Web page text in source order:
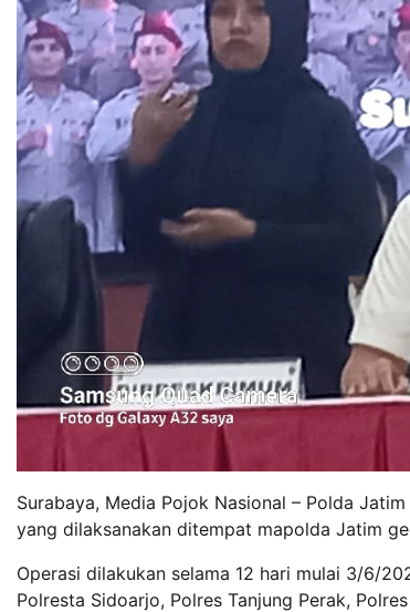
Surabaya, Media Pojok Nasional – Polda
yang dilaksanakan ditempat mapolda Jatim
Operasi dilakukan selama 12 hari mulai 3/6/
Polresta Sidoarjo, Polres Tanjung Perak,